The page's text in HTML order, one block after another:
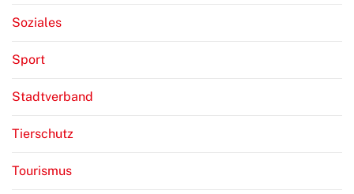
Soziales
Sport
Stadtverband
Tierschutz
Tourismus